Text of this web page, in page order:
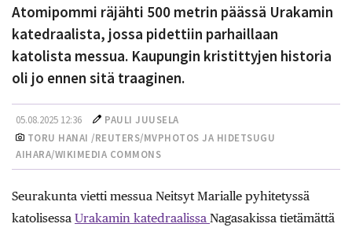
Atomipommi räjähti 500 metrin päässä Urakamin
katedraalista, jossa pidettiin parhaillaan
katolista messua. Kaupungin kristittyjen historia
oli jo ennen sitä traaginen.
05.08.2025 12:36
PAULI JUUSELA
TORU HANAI /REUTERS/MVPHOTOS JA HIDETSUGU
AIHARA/WIKIMEDIA COMMONS
Seurakunta vietti messua Neitsyt Marialle pyhitetyssä
katolisessa Urakamin katedraalissa Nagasakissa tietämättä